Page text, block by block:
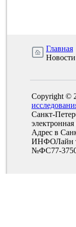
Главная
Copyright ©
Санкт-
электронная
Адрес в
ИНФОЛайн
№ФС77-